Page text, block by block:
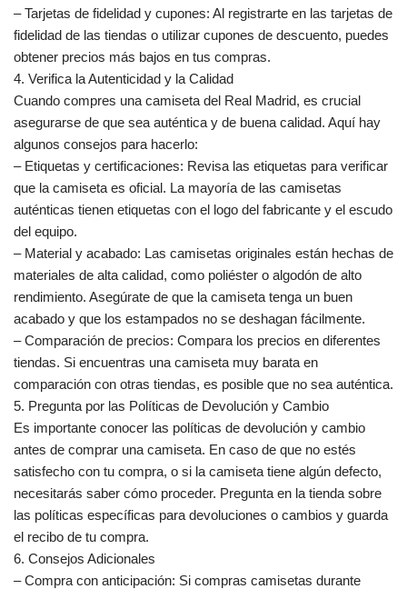
– Tarjetas de fidelidad y cupones: Al registrarte en las tarjetas de
fidelidad de las tiendas o utilizar cupones de descuento, puedes
obtener precios más bajos en tus compras.
4. Verifica la Autenticidad y la Calidad
Cuando compres una camiseta del Real Madrid, es crucial
asegurarse de que sea auténtica y de buena calidad. Aquí hay
algunos consejos para hacerlo:
– Etiquetas y certificaciones: Revisa las etiquetas para verificar
que la camiseta es oficial. La mayoría de las camisetas
auténticas tienen etiquetas con el logo del fabricante y el escudo
del equipo.
– Material y acabado: Las camisetas originales están hechas de
materiales de alta calidad, como poliéster o algodón de alto
rendimiento. Asegúrate de que la camiseta tenga un buen
acabado y que los estampados no se deshagan fácilmente.
– Comparación de precios: Compara los precios en diferentes
tiendas. Si encuentras una camiseta muy barata en
comparación con otras tiendas, es posible que no sea auténtica.
5. Pregunta por las Políticas de Devolución y Cambio
Es importante conocer las políticas de devolución y cambio
antes de comprar una camiseta. En caso de que no estés
satisfecho con tu compra, o si la camiseta tiene algún defecto,
necesitarás saber cómo proceder. Pregunta en la tienda sobre
las políticas específicas para devoluciones o cambios y guarda
el recibo de tu compra.
6. Consejos Adicionales
– Compra con anticipación: Si compras camisetas durante